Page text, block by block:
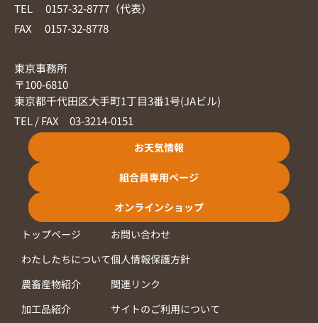
TEL 0157-32-8777（代表）
FAX 0157-32-8778
東京事務所
〒100-6810
東京都千代田区大手町1丁目3番1号(JAビル)
TEL / FAX 03-3214-0151
お天気情報
組合員専用ページ
オンラインショップ
トップページ
わたしたちについて
農畜産物紹介
加工品紹介
お問い合わせ
個人情報保護方針
関連リンク
サイトのご利用について